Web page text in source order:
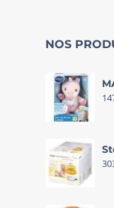
NOS